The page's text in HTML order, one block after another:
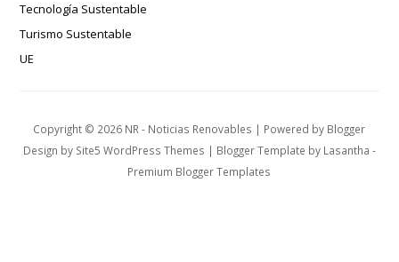
Tecnología Sustentable
Turismo Sustentable
UE
Copyright © 2026 NR - Noticias Renovables | Powered by Blogger
Design by Site5 WordPress Themes | Blogger Template by Lasantha -
Premium Blogger Templates